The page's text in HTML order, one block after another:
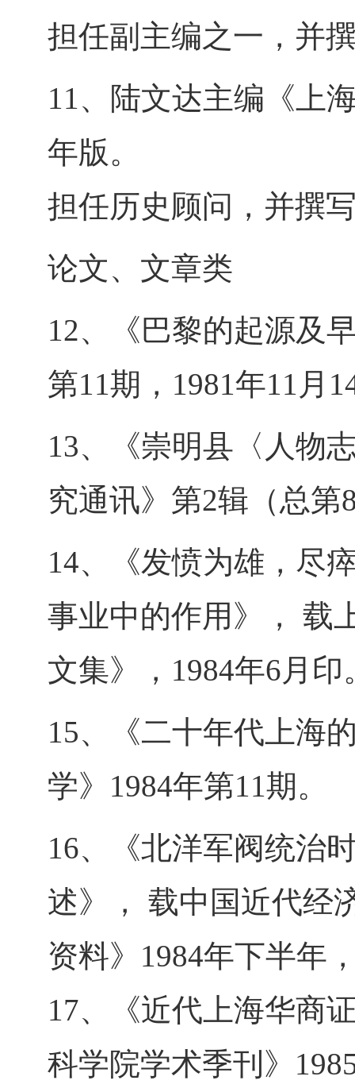
担任副主编之一，并
11、陆文达主编《上
年版。
担任历史顾问，并撰
论文、文章类
12、《巴黎的起源及
第11期，1981年11月
13、《崇明县〈人物
究通讯》第2辑（总
14、《发愤为雄，尽
事业中的作用》， 载
文集》，1984年6月印
15、《二十年代上海
学》1984年第11期。
16、《北洋军阀统治
述》， 载中国近代经
资料》1984年下半年
17、《近代上海华商
科学院学术季刊》